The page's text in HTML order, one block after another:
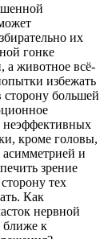
их
гонке
а животное всё-
избежать
сторону большей
неэффективных
кроме головы,
и
зрение
тех
Как
нервной
ближе к